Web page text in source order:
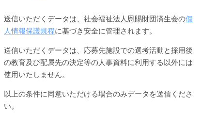
送信いただくデータは、社会福祉法人恩賜財団済生会の個
人情報保護規程に基づき安全に管理されます。
送信いただくデータは、応募先施設での選考活動と採用後
の教育及び配属先の決定等の人事資料に利用する以外には
使用いたしません。
以上の条件に同意いただける場合のみデータを送信くださ
い。